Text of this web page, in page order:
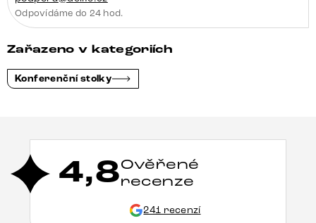
Odpovídáme do 24 hod.
Zařazeno v kategoriích
Konferenční stolky
4,8Ověřené
recenze
241 recenzí